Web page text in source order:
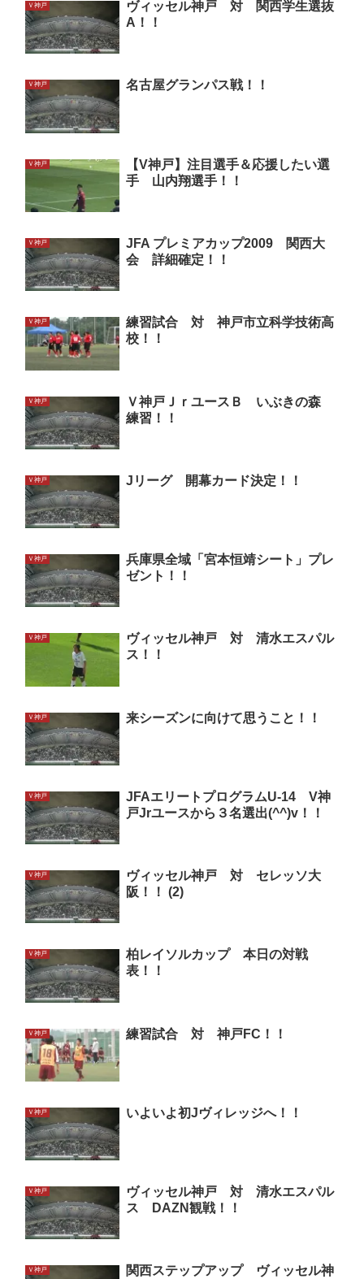
Ｖ神戸
ヴィッセル神戸 対 関西学生選抜
A！！
Ｖ神戸 名古屋グランパス戦！！
Ｖ神戸
【V神戸】注目選手＆応援したい選
手 山内翔選手！！
Ｖ神戸
JFA プレミアカップ2009 関西大
会 詳細確定！！
Ｖ神戸
練習試合 対 神戸市立科学技術高
校！！
Ｖ神戸
Ｖ神戸ＪｒユースＢ いぶきの森
練習！！
Ｖ神戸 Jリーグ 開幕カード決定！！
Ｖ神戸
兵庫県全域「宮本恒靖シート」プレ
ゼント！！
Ｖ神戸
ヴィッセル神戸 対 清水エスパル
ス！！
Ｖ神戸 来シーズンに向けて思うこと！！
Ｖ神戸
JFAエリートプログラムU-14 V神
戸Jrユースから３名選出(^^)v！！
Ｖ神戸
ヴィッセル神戸 対 セレッソ大
阪！！ (2)
Ｖ神戸
柏レイソルカップ 本日の対戦
表！！
Ｖ神戸 練習試合 対 神戸FC！！
Ｖ神戸 いよいよ初Jヴィレッジへ！！
Ｖ神戸
ヴィッセル神戸 対 清水エスパル
ス DAZN観戦！！
Ｖ神戸
関西ステップアップ ヴィッセル神